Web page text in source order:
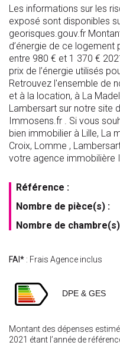
Les informations sur les
exposé sont disponibles
georisques.gouv.fr
d’énergie de ce
entre 980 € et 1 370 €
prix de l’énergie utilisés
Retrouvez l'ensemble de
et à la location, à La
Lambersart sur notre site
Immosens.fr . Si vous
bien immobilier à Lille, La
Croix, Lomme ,
votre agence immobilière
Référence :
Nombre de pièce(s) :
Nombre de
FAI* : Frais Agence inclus
DPE & GES
Montant des dépenses
2021 étant l’année de